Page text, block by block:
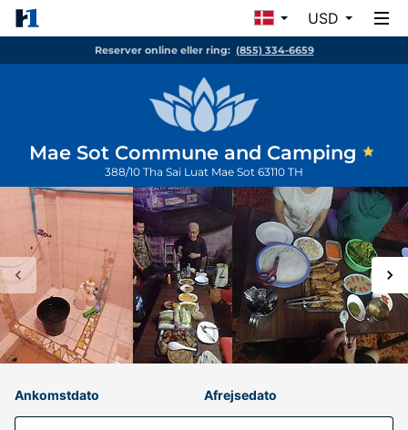
USD
Reserver online eller ring: (855) 334-6659
Mae Sot Commune and Camping
388/10 Tha Sai Luat Mae Sot 63110 TH
Ankomstdato Afrejsedato